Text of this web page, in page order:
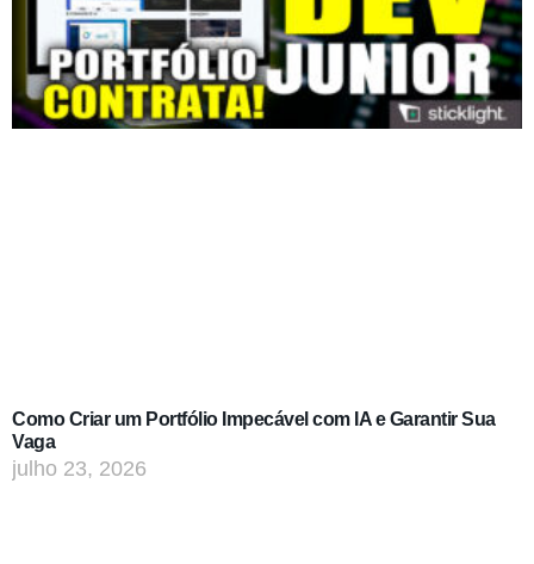
Como Criar um Portfólio Impecável com IA e Garantir Sua
Vaga
julho 23, 2026